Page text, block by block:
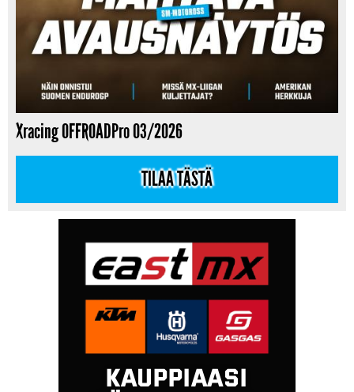
Xracing OFFROADPro 03/2026
TILAA TÄSTÄ